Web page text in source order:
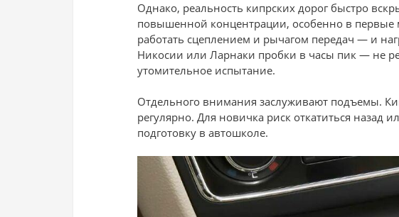
Однако, реальность кипрских дорог быстро
повышенной концентрации, особенно в первые
работать сцеплением и рычагом передач — и
Никосии или Ларнаки пробки в часы пик — не
утомительное испытание.
Отдельного внимания заслуживают подъемы.
регулярно. Для новичка риск откатиться назад
подготовку в автошколе.